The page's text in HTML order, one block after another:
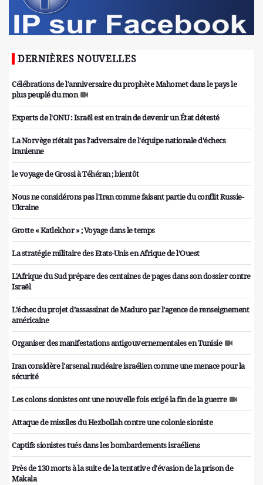
DERNIÈRES NOUVELLES
Célébrations de l'anniversaire du prophète Mahomet dans le pays le
plus peuplé du mon
Experts de l'ONU : Israël est en train de devenir un État détesté
La Norvège n'était pas l'adversaire de l'équipe nationale d'échecs
iranienne
le voyage de Grossi à Téhéran ; bientôt
Nous ne considérons pas l'Iran comme faisant partie du conflit Russie-
Ukraine
Grotte « Katlekhor » ; Voyage dans le temps
La stratégie militaire des Etats-Unis en Afrique de l’Ouest
L'Afrique du Sud prépare des centaines de pages dans son dossier contre
Israël
L’échec du projet d’assassinat de Maduro par l’agence de renseignement
américaine
Organiser des manifestations antigouvernementales en Tunisie
Iran considère l'arsenal nucléaire israélien comme une menace pour la
sécurité
Les colons sionistes ont une nouvelle fois exigé la fin de la guerre
Attaque de missiles du Hezbollah contre une colonie sioniste
Captifs sionistes tués dans les bombardements israéliens
Près de 130 morts à la suite de la tentative d'évasion de la prison de
Makala